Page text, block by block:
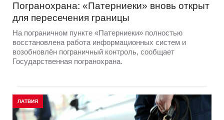
Погранохрана: «Патерниеки» вновь открыт
для пересечения границы
На пограничном пункте «Патерниеки» полностью
восстановлена работа информационных систем и
возобновлён пограничный контроль, сообщает
Государственная погранохрана.
ЛАТВИЯ